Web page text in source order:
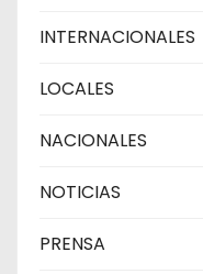
INTERNACIONALES
LOCALES
NACIONALES
NOTICIAS
PRENSA